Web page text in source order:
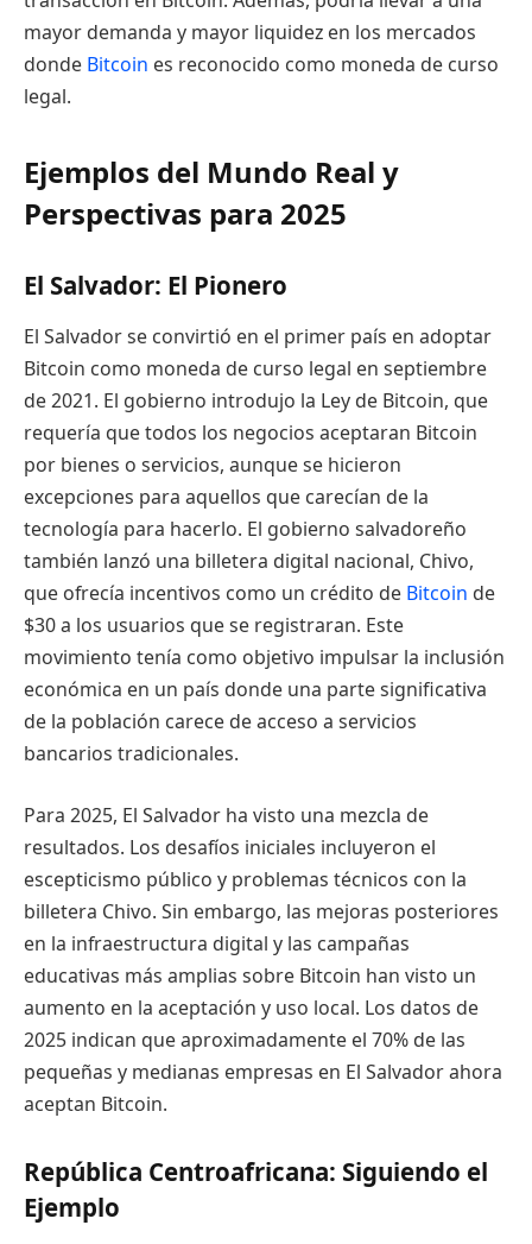
mayor demanda y mayor liquidez en los mercados
donde Bitcoin es reconocido como moneda de curso
legal.
Ejemplos del Mundo Real y
Perspectivas para 2025
El Salvador: El Pionero
El Salvador se convirtió en el primer país en adoptar
Bitcoin como moneda de curso legal en septiembre
de 2021. El gobierno introdujo la Ley de Bitcoin, que
requería que todos los negocios aceptaran Bitcoin
por bienes o servicios, aunque se hicieron
excepciones para aquellos que carecían de la
tecnología para hacerlo. El gobierno salvadoreño
también lanzó una billetera digital nacional, Chivo,
que ofrecía incentivos como un crédito de Bitcoin de
$30 a los usuarios que se registraran. Este
movimiento tenía como objetivo impulsar la inclusión
económica en un país donde una parte significativa
de la población carece de acceso a servicios
bancarios tradicionales.
Para 2025, El Salvador ha visto una mezcla de
resultados. Los desafíos iniciales incluyeron el
escepticismo público y problemas técnicos con la
billetera Chivo. Sin embargo, las mejoras posteriores
en la infraestructura digital y las campañas
educativas más amplias sobre Bitcoin han visto un
aumento en la aceptación y uso local. Los datos de
2025 indican que aproximadamente el 70% de las
pequeñas y medianas empresas en El Salvador ahora
aceptan Bitcoin.
República Centroafricana: Siguiendo el
Ejemplo